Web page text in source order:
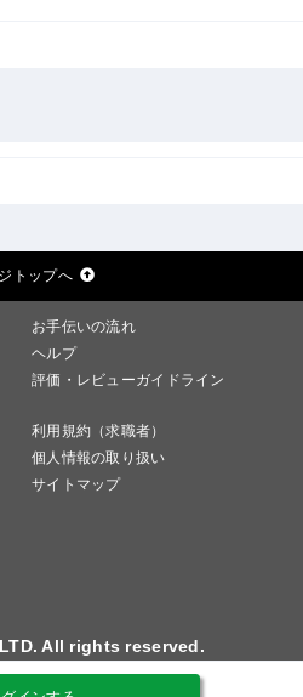
トップへ
お手伝いの流れ
ヘルプ
評価・レビューガイドライン
利用規約（求職者）
個人情報の取り扱い
サイトマップ
All rights reserved.